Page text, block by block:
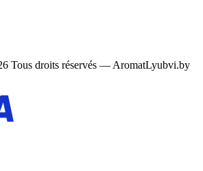
Tous droits réservés — AromatLyubvi.by